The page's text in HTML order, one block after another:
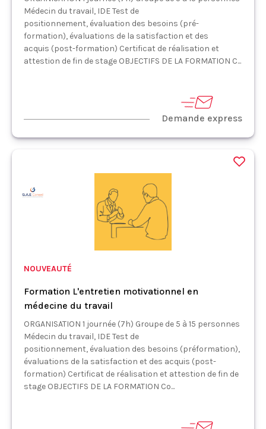
Médecin du travail, IDE Test de
positionnement, évaluation des besoins (pré-
formation), évaluations de la satisfaction et des
acquis (post-formation) Certificat de réalisation et
attestion de fin de stage OBJECTIFS DE LA FORMATION C...
Demande express
NOUVEAUTÉ
Formation L'entretien motivationnel en
médecine du travail
ORGANISATION 1 journée (7h) Groupe de 5 à 15 personnes
Médecin du travail, IDE Test de
positionnement, évaluation des besoins (préformation),
évaluations de la satisfaction et des acquis (post-
formation) Certificat de réalisation et attestion de fin de
stage OBJECTIFS DE LA FORMATION Co...